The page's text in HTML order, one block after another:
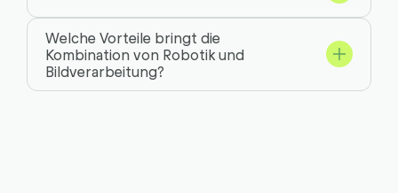
Welche Vorteile bringt die
Kombination von Robotik und
Bildverarbeitung?